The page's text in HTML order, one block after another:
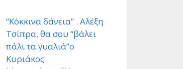
“Κόκκινα δάνεια” . Αλέξη
Τσίπρα, θα σου “βάλει
πάλι τα γυαλιά”ο
Κυριάκος